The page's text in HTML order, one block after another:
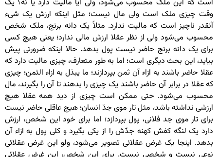
است که این ملک محسوب می‌شود، ولی آیا مالیت دارد یا نه؟ یک
وقت چیزی ملک است ولی مال نیست؛ مثل اینکه ارزش یک شیء
آنقدر ناچیز است که مالیت ندارد. مثلاً یک دانه برنج، ملک شخص
محسوب می‌شود ولی از نظر عقلا ارزش مالی ندارد؛ یعنی هیچ کسی
برای یک دانه برنج حاضر نیست پول بدهد. حالا اینکه ضرورتی پیش
بیاید، این بحث دیگری است؛ اما به طور متعارف، چیزی مالیت دارد که
عقلا حاضر باشند به ازاء آن ثمن بپردازند؛ ما یبذل به ازاء الثمن؛ چیزی
که عقلا در برابر آن حاضر باشند یک چیزی را بدهند تا آن را بگیرند، مال
محسوب می‌شود. حتی ممکن است چیزی از دید همه عقلا هیچ
ارزشی نداشته باشد، مثل تار موی جدّ انسان؛ هیچ عاقلی حاضر نیست
برای تار موی جد فلانی، پول بپردازد؛ اما برای خود این شخص، ارزش
دارد یک لنگه کفش کهنه جدّش را از یکی بگیرد و کلی پول به ازاء آن
بدهد. اینجا یک غرض عقلائی تصویر می‌شود، ولو این غرض عقلائی